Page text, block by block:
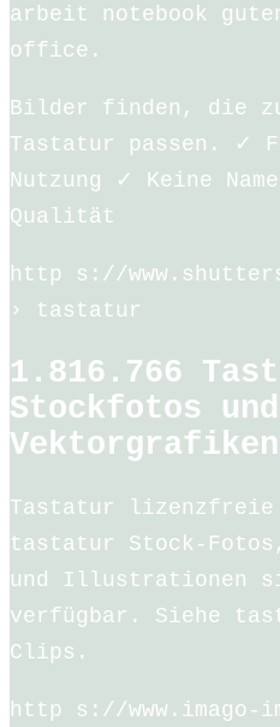
arbeit notebook
office.
Bilder finden, die
Tastatur passen. ✓
Nutzung ✓ Keine
Qualität
http s://
› tastatur
1.816.766
Stockfotos und
Vektorgrafiken
Tastatur lizenzfreie
tastatur Stock-
und Illustrationen
verfügbar. Siehe
Clips.
http s://www.imago-